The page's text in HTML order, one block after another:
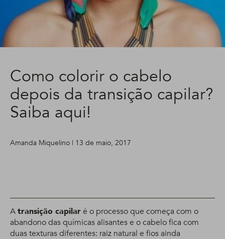
Como colorir o cabelo
depois da transição capilar?
Saiba aqui!
Amanda Miquelino | 13 de maio, 2017
Atransição capilaré o processo que começa com o
abandono das químicas alisantes e o cabelo fica com
duas texturas diferentes: raiz natural e fios ainda